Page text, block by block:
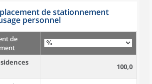
de stationnement
personnel
de
100,0